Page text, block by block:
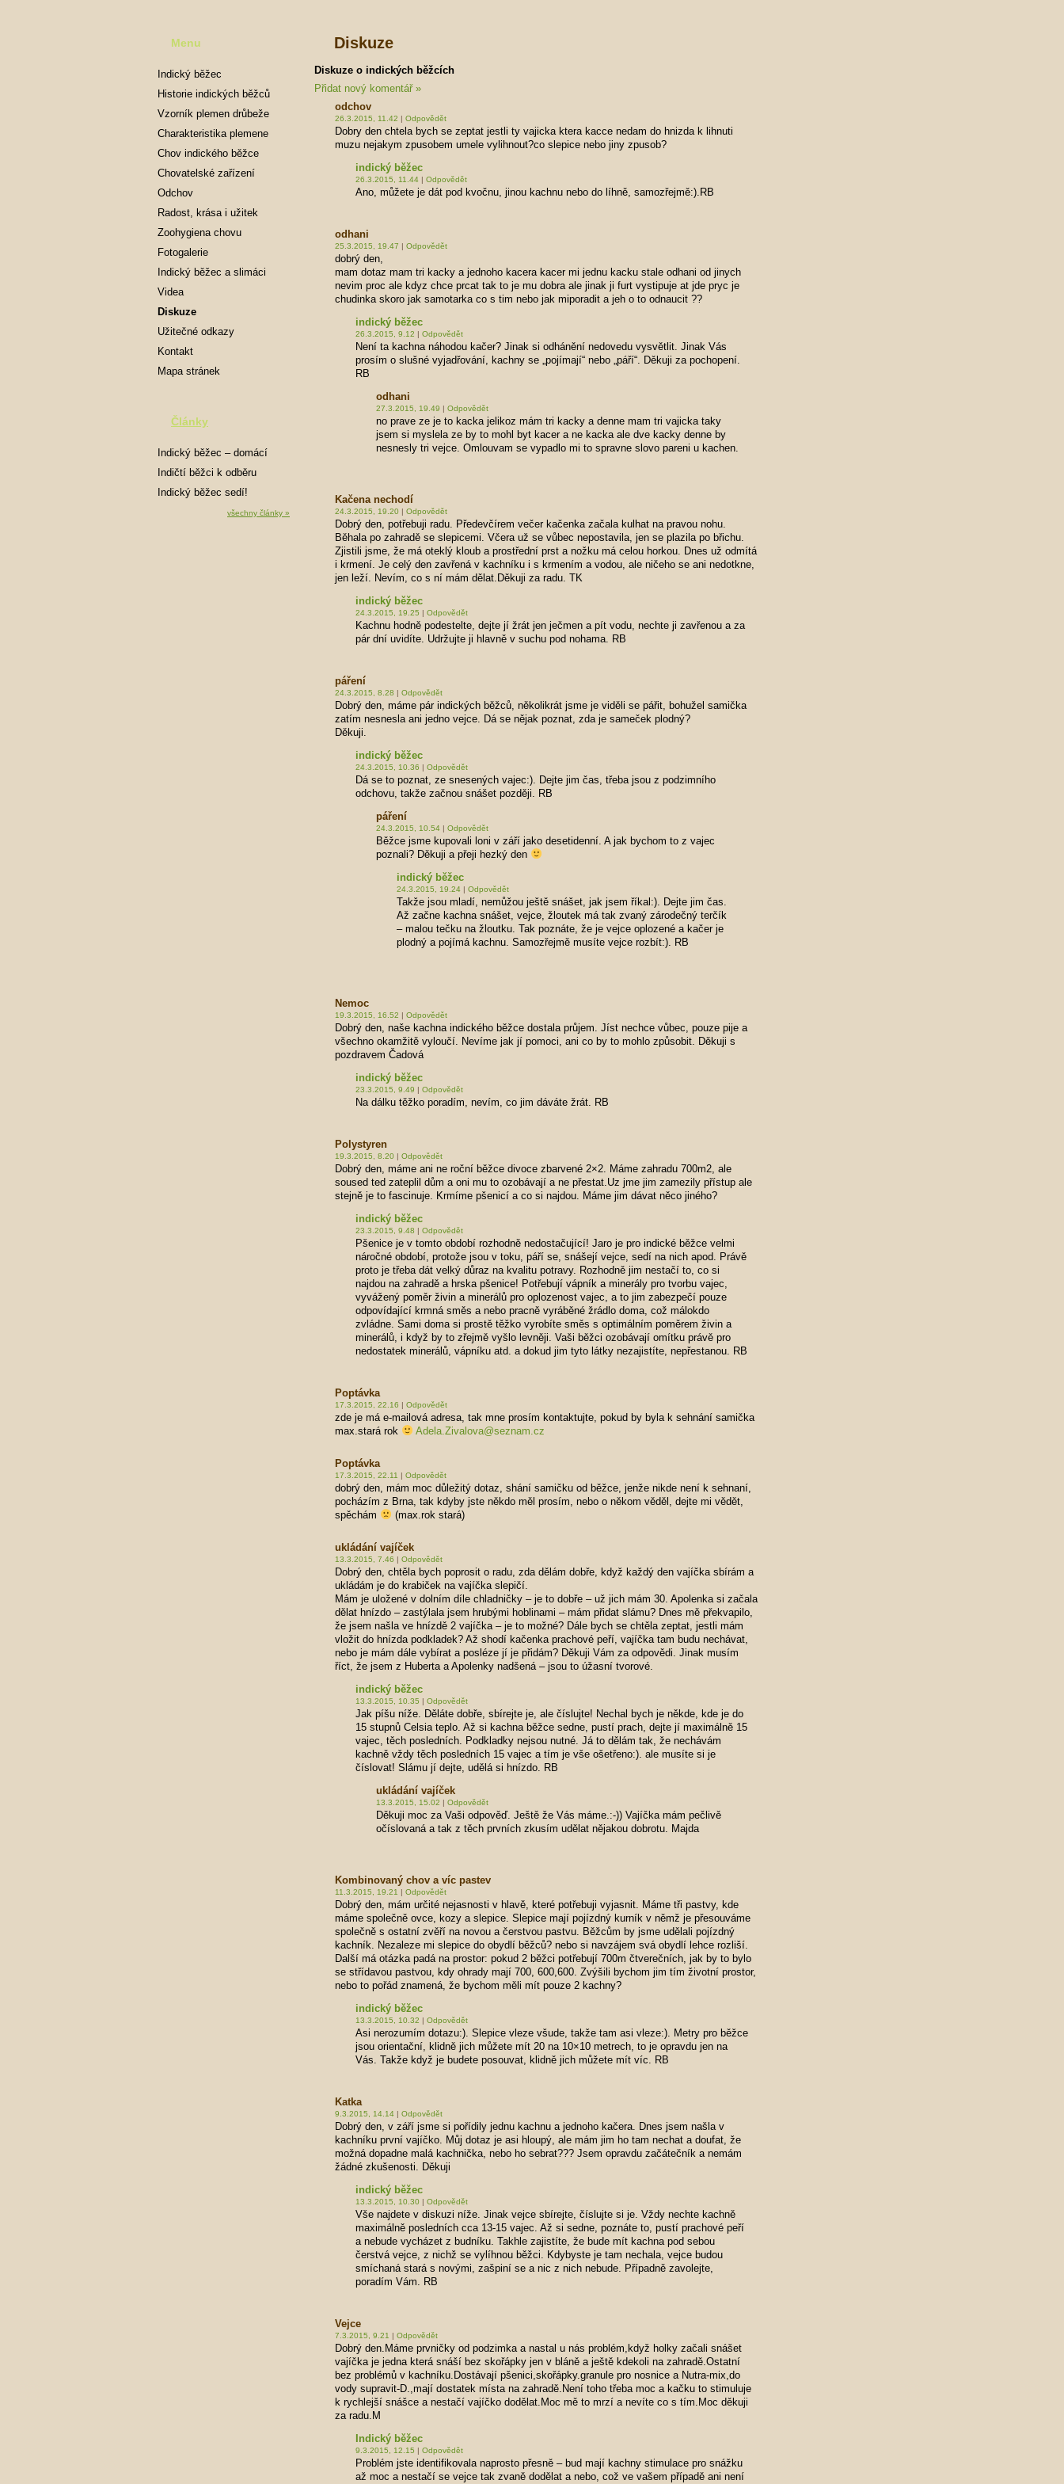
Menu
Indický běžec
Historie indických běžců
Vzorník plemen drůbeže
Charakteristika plemene
Chov indického běžce
Chovatelské zařízení
Odchov
Radost, krása i užitek
Zoohygiena chovu
Fotogalerie
Indický běžec a slimáci
Videa
Diskuze
Užitečné odkazy
Kontakt
Mapa stránek
Články
Indický běžec – domácí
mazlíček
Indičtí běžci k odběru
Indický běžec sedí!
všechny články »
Diskuze
Diskuze o indických běžcích
Přidat nový komentář »
odchov
26.3.2015, 11.42 | Odpovědět
Dobry den chtela bych se zeptat jestli ty vajicka ktera kacce nedam do hnizda k lihnuti
muzu nejakym zpusobem umele vylihnout?co slepice nebo jiny zpusob?
indický běžec
26.3.2015, 11.44 | Odpovědět
Ano, můžete je dát pod kvočnu, jinou kachnu nebo do líhně, samozřejmě:).RB
odhani
25.3.2015, 19.47 | Odpovědět
dobrý den,
mam dotaz mam tri kacky a jednoho kacera kacer mi jednu kacku stale odhani od jinych
nevim proc ale kdyz chce prcat tak to je mu dobra ale jinak ji furt vystipuje at jde pryc je
chudinka skoro jak samotarka co s tim nebo jak miporadit a jeh o to odnaucit ??
indický běžec
26.3.2015, 9.12 | Odpovědět
Není ta kachna náhodou kačer? Jinak si odhánění nedovedu vysvětlit. Jinak Vás
prosím o slušné vyjadřování, kachny se „pojímají“ nebo „páří“. Děkuji za pochopení.
RB
odhani
27.3.2015, 19.49 | Odpovědět
no prave ze je to kacka jelikoz mám tri kacky a denne mam tri vajicka taky
jsem si myslela ze by to mohl byt kacer a ne kacka ale dve kacky denne by
nesnesly tri vejce. Omlouvam se vypadlo mi to spravne slovo pareni u kachen.
Kačena nechodí
24.3.2015, 19.20 | Odpovědět
Dobrý den, potřebuji radu. Předevčírem večer kačenka začala kulhat na pravou nohu.
Běhala po zahradě se slepicemi. Včera už se vůbec nepostavila, jen se plazila po břichu.
Zjistili jsme, že má oteklý kloub a prostřední prst a nožku má celou horkou. Dnes už odmítá
i krmení. Je celý den zavřená v kachníku i s krmením a vodou, ale ničeho se ani nedotkne,
jen leží. Nevím, co s ní mám dělat.Děkuji za radu. TK
indický běžec
24.3.2015, 19.25 | Odpovědět
Kachnu hodně podestelte, dejte jí žrát jen ječmen a pít vodu, nechte ji zavřenou a za
pár dní uvidíte. Udržujte ji hlavně v suchu pod nohama. RB
páření
24.3.2015, 8.28 | Odpovědět
Dobrý den, máme pár indických běžců, několikrát jsme je viděli se pářit, bohužel samička
zatím nesnesla ani jedno vejce. Dá se nějak poznat, zda je sameček plodný?
Děkuji.
indický běžec
24.3.2015, 10.36 | Odpovědět
Dá se to poznat, ze snesených vajec:). Dejte jim čas, třeba jsou z podzimního
odchovu, takže začnou snášet později. RB
páření
24.3.2015, 10.54 | Odpovědět
Běžce jsme kupovali loni v září jako desetidenní. A jak bychom to z vajec
poznali? Děkuji a přeji hezký den
indický běžec
24.3.2015, 19.24 | Odpovědět
Takže jsou mladí, nemůžou ještě snášet, jak jsem říkal:). Dejte jim čas.
Až začne kachna snášet, vejce, žloutek má tak zvaný zárodečný terčík
– malou tečku na žloutku. Tak poznáte, že je vejce oplozené a kačer je
plodný a pojímá kachnu. Samozřejmě musíte vejce rozbít:). RB
Nemoc
19.3.2015, 16.52 | Odpovědět
Dobrý den, naše kachna indického běžce dostala průjem. Jíst nechce vůbec, pouze pije a
všechno okamžitě vyloučí. Nevíme jak jí pomoci, ani co by to mohlo způsobit. Děkuji s
pozdravem Čadová
indický běžec
23.3.2015, 9.49 | Odpovědět
Na dálku těžko poradím, nevím, co jim dáváte žrát. RB
Polystyren
19.3.2015, 8.20 | Odpovědět
Dobrý den, máme ani ne roční běžce divoce zbarvené 2×2. Máme zahradu 700m2, ale
soused ted zateplil dům a oni mu to ozobávají a ne přestat.Uz jme jim zamezily přístup ale
stejně je to fascinuje. Krmíme pšenicí a co si najdou. Máme jim dávat něco jiného?
indický běžec
23.3.2015, 9.48 | Odpovědět
Pšenice je v tomto období rozhodně nedostačující! Jaro je pro indické běžce velmi
náročné období, protože jsou v toku, páří se, snášejí vejce, sedí na nich apod. Právě
proto je třeba dát velký důraz na kvalitu potravy. Rozhodně jim nestačí to, co si
najdou na zahradě a hrska pšenice! Potřebují vápník a minerály pro tvorbu vajec,
vyvážený poměr živin a minerálů pro oplozenost vajec, a to jim zabezpečí pouze
odpovídající krmná směs a nebo pracně vyráběné žrádlo doma, což málokdo
zvládne. Sami doma si prostě těžko vyrobíte směs s optimálním poměrem živin a
minerálů, i když by to zřejmě vyšlo levněji. Vaši běžci ozobávají omítku právě pro
nedostatek minerálů, vápníku atd. a dokud jim tyto látky nezajistíte, nepřestanou. RB
Poptávka
17.3.2015, 22.16 | Odpovědět
zde je má e-mailová adresa, tak mne prosím kontaktujte, pokud by byla k sehnání samička
max.stará rok
Adela.Zivalova@seznam.cz
Poptávka
17.3.2015, 22.11 | Odpovědět
dobrý den, mám moc důležitý dotaz, shání samičku od běžce, jenže nikde není k sehnaní,
pocházím z Brna, tak kdyby jste někdo měl prosím, nebo o někom věděl, dejte mi vědět,
spěchám
(max.rok stará)
ukládání vajíček
13.3.2015, 7.46 | Odpovědět
Dobrý den, chtěla bych poprosit o radu, zda dělám dobře, když každý den vajíčka sbírám a
ukládám je do krabiček na vajíčka slepičí.
Mám je uložené v dolním díle chladničky – je to dobře – už jich mám 30. Apolenka si začala
dělat hnízdo – zastýlala jsem hrubými hoblinami – mám přidat slámu? Dnes mě překvapilo,
že jsem našla ve hnízdě 2 vajíčka – je to možné? Dále bych se chtěla zeptat, jestli mám
vložit do hnízda podkladek? Až shodí kačenka prachové peří, vajíčka tam budu nechávat,
nebo je mám dále vybírat a posléze jí je přidám? Děkuji Vám za odpovědi. Jinak musím
říct, že jsem z Huberta a Apolenky nadšená – jsou to úžasní tvorové.
indický běžec
13.3.2015, 10.35 | Odpovědět
Jak píšu níže. Děláte dobře, sbírejte je, ale číslujte! Nechal bych je někde, kde je do
15 stupnů Celsia teplo. Až si kachna běžce sedne, pustí prach, dejte jí maximálně 15
vajec, těch posledních. Podkladky nejsou nutné. Já to dělám tak, že nechávám
kachně vždy těch posledních 15 vajec a tím je vše ošetřeno:). ale musíte si je
číslovat! Slámu jí dejte, udělá si hnízdo. RB
ukládání vajíček
13.3.2015, 15.02 | Odpovědět
Děkuji moc za Vaši odpověď. Ještě že Vás máme.:-)) Vajíčka mám pečlivě
očíslovaná a tak z těch prvních zkusím udělat nějakou dobrotu. Majda
Kombinovaný chov a víc pastev
11.3.2015, 19.21 | Odpovědět
Dobrý den, mám určité nejasnosti v hlavě, které potřebuji vyjasnit. Máme tři pastvy, kde
máme společně ovce, kozy a slepice. Slepice mají pojízdný kurník v němž je přesouváme
společně s ostatní zvěří na novou a čerstvou pastvu. Běžcům by jsme udělali pojízdný
kachník. Nezaleze mi slepice do obydlí běžců? nebo si navzájem svá obydlí lehce rozliší.
Další má otázka padá na prostor: pokud 2 běžci potřebují 700m čtverečních, jak by to bylo
se střídavou pastvou, kdy ohrady mají 700, 600,600. Zvýšili bychom jim tím životní prostor,
nebo to pořád znamená, že bychom měli mít pouze 2 kachny?
indický běžec
13.3.2015, 10.32 | Odpovědět
Asi nerozumím dotazu:). Slepice vleze všude, takže tam asi vleze:). Metry pro běžce
jsou orientační, klidně jich můžete mít 20 na 10×10 metrech, to je opravdu jen na
Vás. Takže když je budete posouvat, klidně jich můžete mít víc. RB
Katka
9.3.2015, 14.14 | Odpovědět
Dobrý den, v září jsme si pořídily jednu kachnu a jednoho kačera. Dnes jsem našla v
kachníku první vajíčko. Můj dotaz je asi hloupý, ale mám jim ho tam nechat a doufat, že
možná dopadne malá kachnička, nebo ho sebrat??? Jsem opravdu začátečník a nemám
žádné zkušenosti. Děkuji
indický běžec
13.3.2015, 10.30 | Odpovědět
Vše najdete v diskuzi níže. Jinak vejce sbírejte, číslujte si je. Vždy nechte kachně
maximálně posledních cca 13-15 vajec. Až si sedne, poznáte to, pustí prachové peří
a nebude vycházet z budníku. Takhle zajistíte, že bude mít kachna pod sebou
čerstvá vejce, z nichž se vylíhnou běžci. Kdybyste je tam nechala, vejce budou
smíchaná stará s novými, zašpiní se a nic z nich nebude. Případně zavolejte,
poradím Vám. RB
Vejce
7.3.2015, 9.21 | Odpovědět
Dobrý den.Máme prvničky od podzimka a nastal u nás problém,když holky začali snášet
vajíčka je jedna která snáší bez skořápky jen v bláně a ještě kdekoli na zahradě.Ostatní
bez problémů v kachníku.Dostávají pšenici,skořápky.granule pro nosnice a Nutra-mix,do
vody supravit-D.,mají dostatek místa na zahradě.Není toho třeba moc a kačku to stimuluje
k rychlejší snášce a nestačí vajíčko dodělat.Moc mě to mrzí a nevíte co s tím.Moc děkuji
za radu.M
Indický běžec
9.3.2015, 12.15 | Odpovědět
Problém jste identifikovala naprosto přesně – bud mají kachny stimulace pro snážku
až moc a nestačí se vejce tak zvaně dodělat a nebo, což ve vašem případě ani není